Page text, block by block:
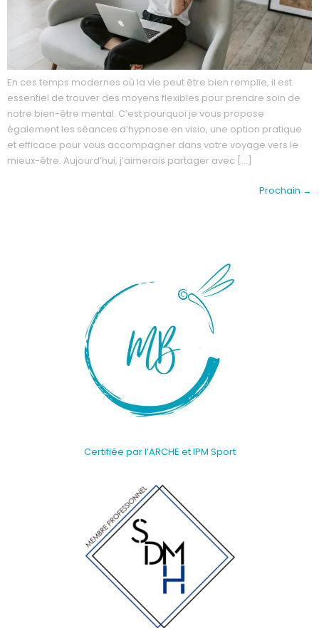
En ces temps modernes où la vie peut être bien remplie, il est
essentiel de trouver des moyens flexibles pour prendre soin de
notre bien-être mental. C’est pourquoi je vous propose
également les séances d’hypnose en visio, une option pratique
et efficace pour vous accompagner dans votre voyage vers le
mieux-être. Aujourd’hui, j’aimerais partager avec […]
Prochain →
Certifiée par l’ARCHE et IPM Sport